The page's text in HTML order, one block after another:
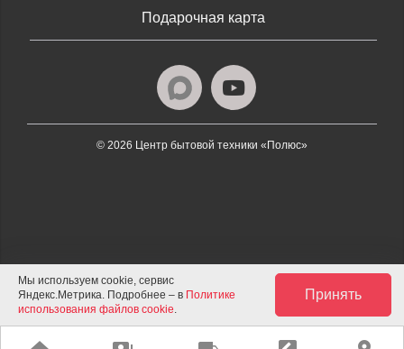
Подарочная карта
© 2026 Центр бытовой техники «Полюс»
Мы используем cookie, сервис
Яндекс.Метрика. Подробнее – в Политике
использования файлов cookie.
Принять